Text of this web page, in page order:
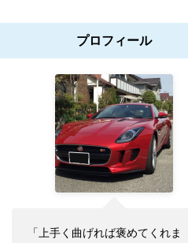
プロフィール
「上手く曲げれば褒めてくれま